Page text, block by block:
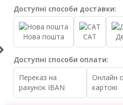
Доступні способи доставки:
Нова пошта САТ
Доступні способи оплати:
Переказ на
рахунок IBAN
Онлайн
картою